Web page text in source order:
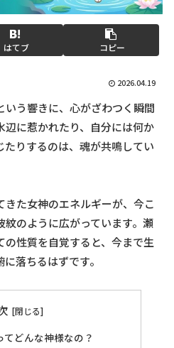
はてブ コピー
2026.04.19
う響きに、心がざわつく瞬間
に惹かれたり、自分には何か
りするのは、魂が共鳴してい
た女神のエネルギーが、今こ
のように広がっています。瀬
性質を自覚すると、今まで生
落ちるはずです。
どんな神様なの？